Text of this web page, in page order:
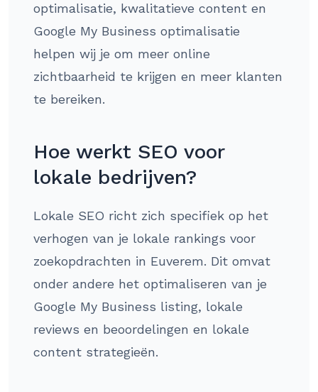
optimalisatie, kwalitatieve content en
Google My Business optimalisatie
helpen wij je om meer online
zichtbaarheid te krijgen en meer klanten
te bereiken.
Hoe werkt SEO voor
lokale bedrijven?
Lokale SEO richt zich specifiek op het
verhogen van je lokale rankings voor
zoekopdrachten in Euverem. Dit omvat
onder andere het optimaliseren van je
Google My Business listing, lokale
reviews en beoordelingen en lokale
content strategieën.